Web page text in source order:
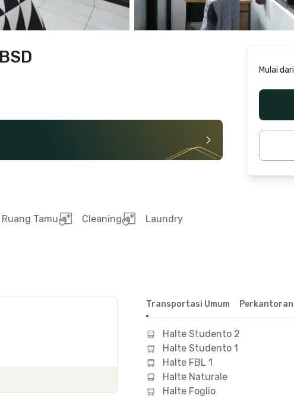
Ruang Tamu Cleaning
Laundry
Mulai dari
Transportasi Umum Perkantoran
Halte Studento 2
Halte Studento 1
Halte FBL 1
Halte Naturale
Halte Foglio